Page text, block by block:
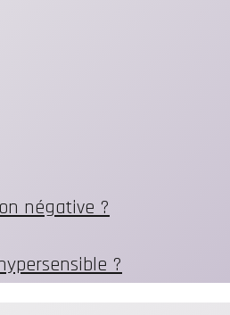
négative ?
?